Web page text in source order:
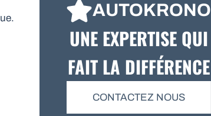
AUTOKRONO
UNE EXPERTISE QUI
FAIT LA DIFFÉRENCE
CONTACTEZ NOUS